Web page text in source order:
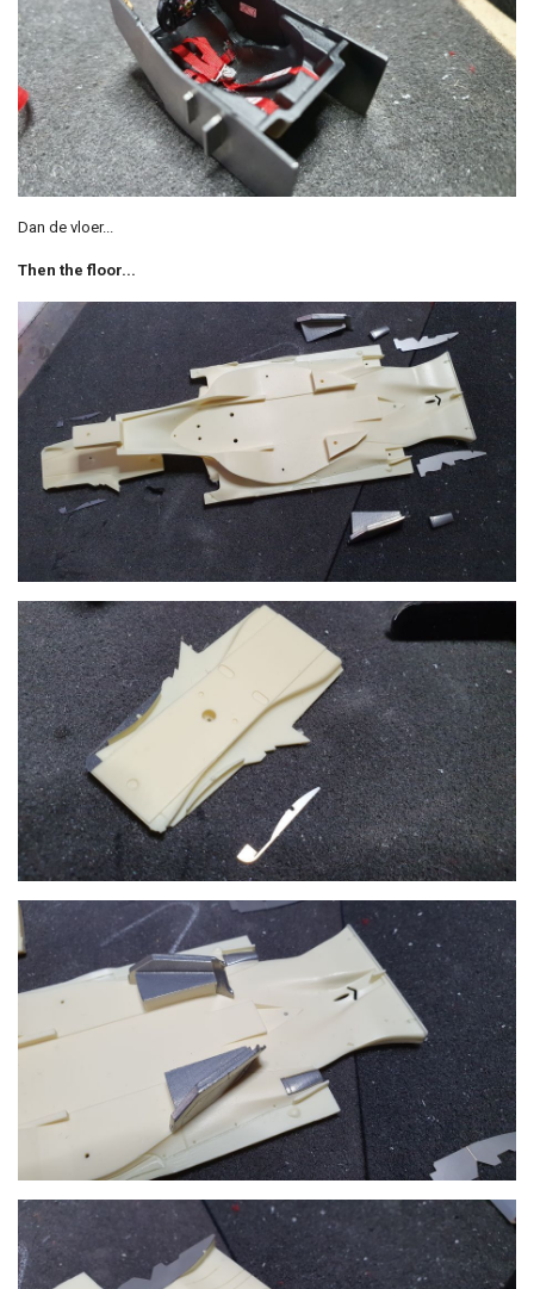
Dan de vloer...
Then the floor...